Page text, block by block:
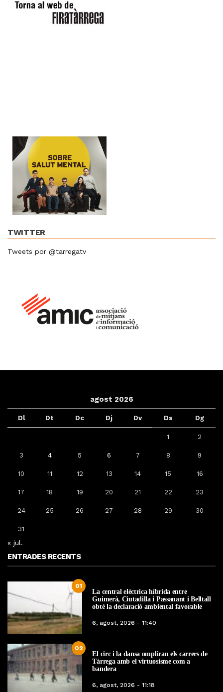
TWITTER
Tweets por @tarregatv
agost 2026
Dl Dt Dc Dj Dv Ds Dg
1 2
3 4 5 6 7 8 9
10 11 12 13 14 15 16
17 18 19 20 21 22 23
24 25 26 27 28 29 30
31
« jul.
ENTRADES RECENTS
01
La central elèctrica híbrida entre
Guimerà, Ciutadilla i Passanant i Belltall
obté la declaració ambiental favorable
6, agost, 2026 - 11:40
02
El circ i la dansa ompliran els carrers de
Tàrrega amb el virtuosisme com a
bandera
6, agost, 2026 - 11:18